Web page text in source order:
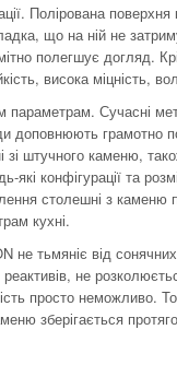
Полірована
що на ній не
полегшує догляд.
висока міцність,
параметрам. Сучасні
доповнюють грамотно
зі штучного каменю,
які конфігурації та
столешні з каменю
кухні.
не тьмяніє від
реактивів, не
просто неможливо.
зберігається